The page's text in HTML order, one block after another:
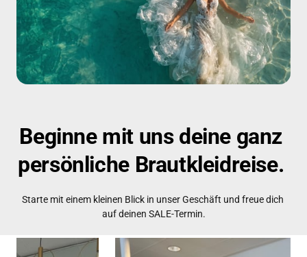
Beginne mit uns deine
persönliche Brautkleidreise.
Starte mit einem kleinen Blick in unser Geschäft und freue dich
auf deinen SALE-Termin.